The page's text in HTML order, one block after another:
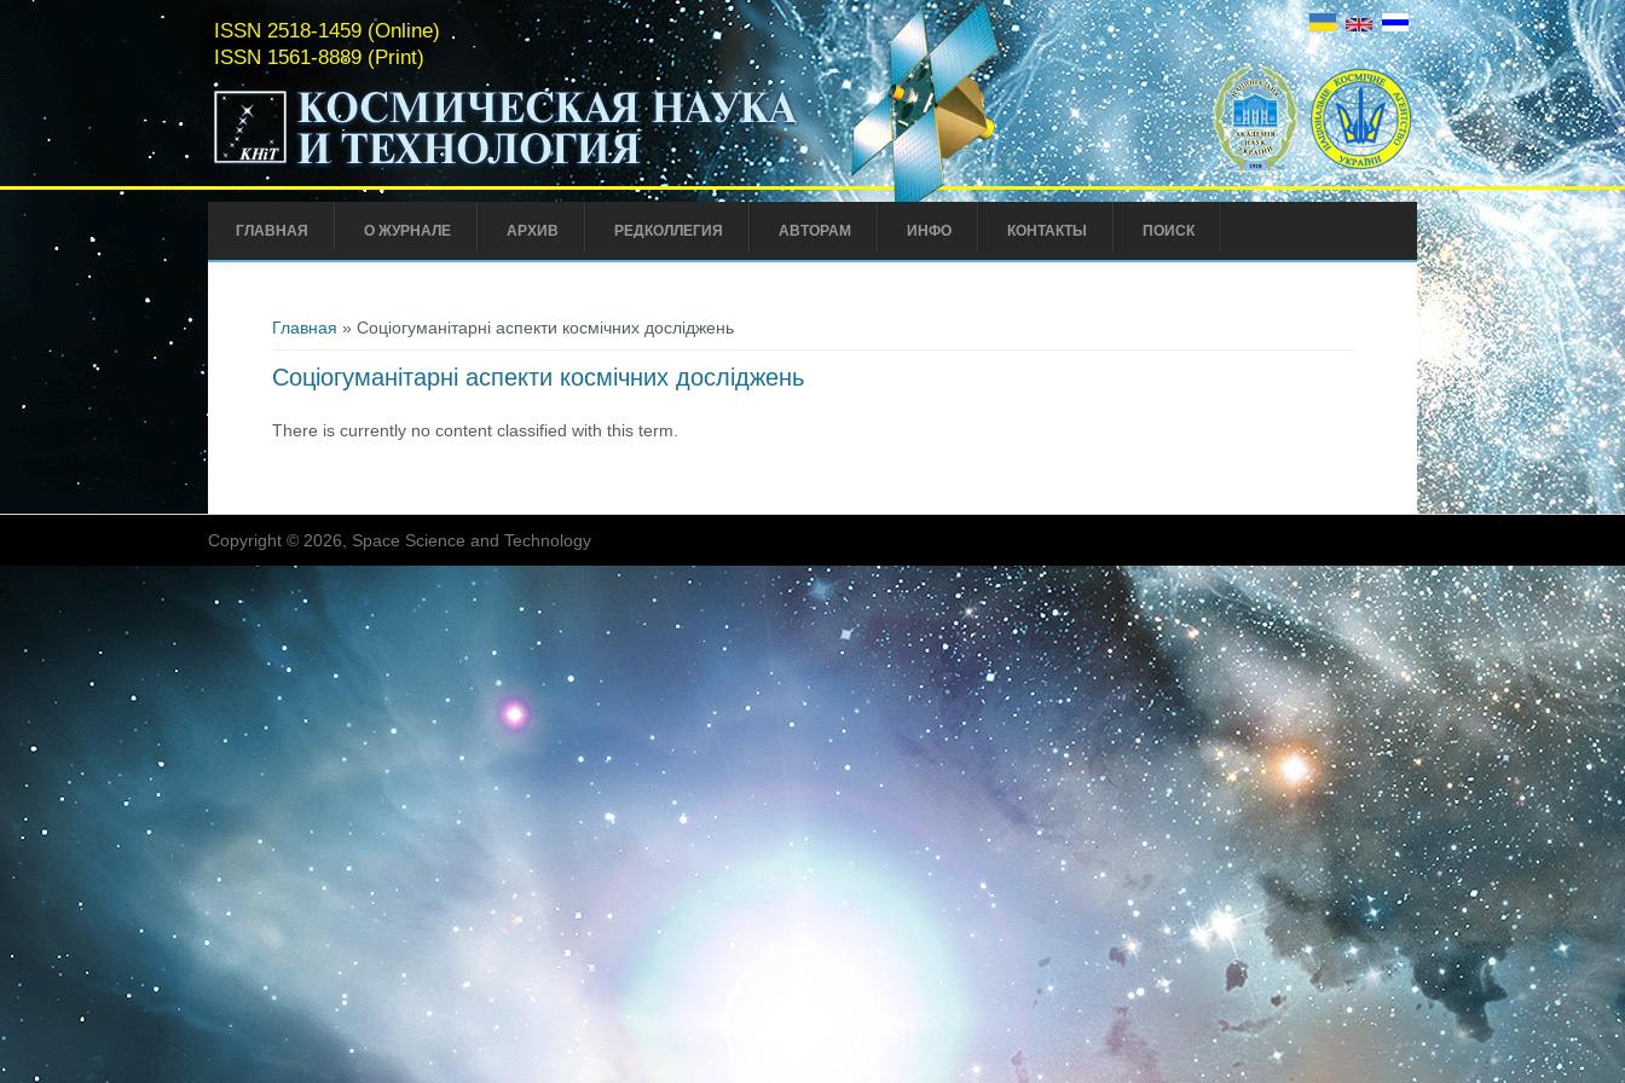
ISSN 2518-1459 (Online)
ISSN 1561-8889 (Print)
ГЛАВНАЯ О ЖУРНАЛЕ АРХИВ РЕДКОЛЛЕГИЯ АВТОРАМ ИНФО КОНТАКТЫ ПОИСК
Главная » Соціогуманітарні аспекти космічних досліджень
Соціогуманітарні аспекти космічних досліджень
There is currently no content classified with this term.
Copyright © 2026, Space Science and Technology